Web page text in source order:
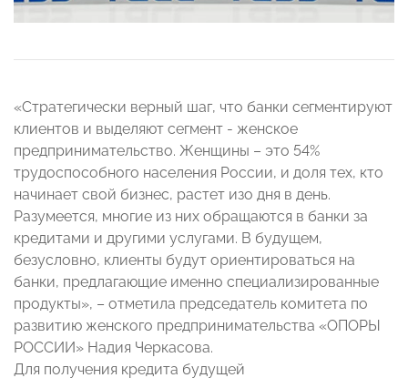
«Cтратегически верный шаг, что банки сегментируют
клиентов и выделяют сегмент - женское
предпринимательство. Женщины – это 54%
трудоспособного населения России, и доля тех, кто
начинает свой бизнес, растет изо дня в день.
Разумеется, многие из них обращаются в банки за
кредитами и другими услугами. В будущем,
безусловно, клиенты будут ориентироваться на
банки, предлагающие именно специализированные
продукты», – отметила председатель комитета по
развитию женского предпринимательства «ОПОРЫ
РОССИИ» Надия Черкасова.
Для получения кредита будущей